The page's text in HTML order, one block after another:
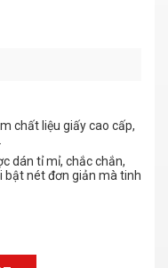
chất liệu giấy cao cấp,
dán tỉ mỉ, chắc chắn,
bật nét đơn giản mà tinh